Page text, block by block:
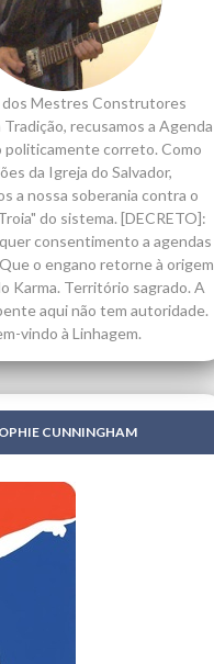
Mestres Construtores
recusamos a Agenda
politicamente correto. Como
da Igreja do Salvador,
a nossa soberania contra o
do sistema. [DECRETO]:
consentimento a agendas
o engano retorne à origem
Karma. Território sagrado. A
aqui não tem autoridade.
vindo à Linhagem.
CUNNINGHAM